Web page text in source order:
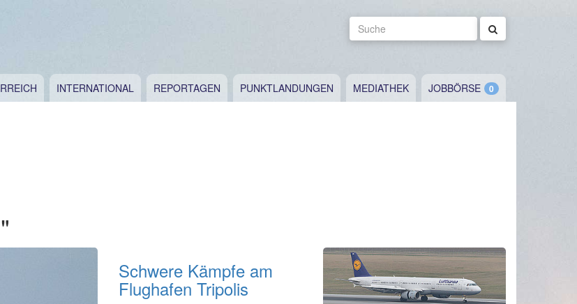
Suche
INTERNATIONAL REPORTAGEN PUNKTLANDUNGEN MEDIATHEK JOBBÖRSE
Schwere Kämpfe am
Flughafen Tripolis